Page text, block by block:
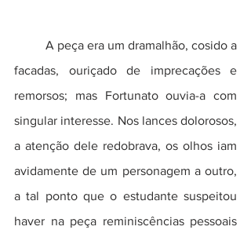
facadas, ouriçado de imprecações e
remorsos; mas Fortunato ouvia-a com
singular interesse. Nos lances dolorosos,
a atenção dele redobrava, os olhos iam
avidamente de um personagem a outro,
a tal ponto que o estudante suspeitou
haver na peça reminiscências pessoais